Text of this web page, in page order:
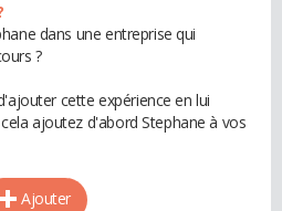
dans une entreprise qui
?
cette expérience en lui
ajoutez d'abord Stephane à vos
Ajouter